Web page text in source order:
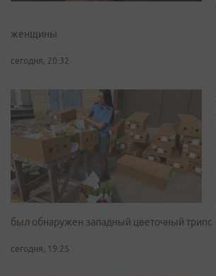
женщины
сегодня, 20:32
был обнаружен западный цветочный трипс
сегодня, 19:25